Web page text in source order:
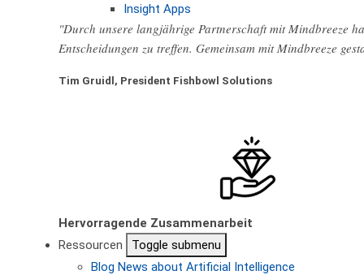
Insight Apps
"Durch unsere langjährige Partnerschaft mit Mindbreeze
Entscheidungen zu treffen. Gemeinsam mit Mindbreeze
Tim Gruidl, President Fishbowl Solutions
Hervorragende Zusammenarbeit
Ressourcen
Toggle submenu
Blog News about Artificial Intelligence